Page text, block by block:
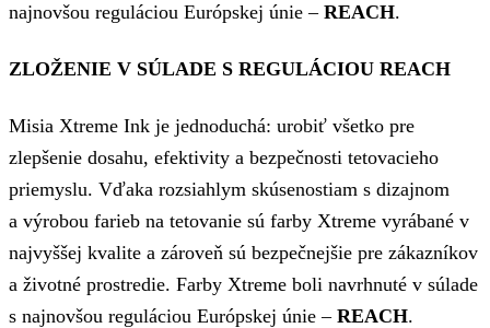
najnovšou reguláciou Európskej únie – REACH.
ZLOŽENIE V SÚLADE S REGULÁCIOU REACH
Misia Xtreme Ink je jednoduchá: urobiť všetko pre
zlepšenie dosahu, efektivity a bezpečnosti tetovacieho
priemyslu. Vďaka rozsiahlym skúsenostiam s dizajnom
a výrobou farieb na tetovanie sú farby Xtreme vyrábané v
najvyššej kvalite a zároveň sú bezpečnejšie pre zákazníkov
a životné prostredie. Farby Xtreme boli navrhnuté v súlade
s najnovšou reguláciou Európskej únie – REACH.